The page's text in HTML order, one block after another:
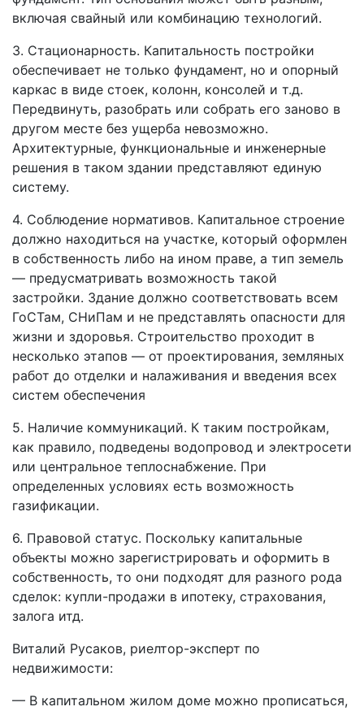
включая свайный или комбинацию технологий.
3. Стационарность. Капитальность постройки
обеспечивает не только фундамент, но и опорный
каркас в виде стоек, колонн, консолей и т.д.
Передвинуть, разобрать или собрать его заново в
другом месте без ущерба невозможно.
Архитектурные, функциональные и инженерные
решения в таком здании представляют единую
систему.
4. Соблюдение нормативов. Капитальное строение
должно находиться на участке, который оформлен
в собственность либо на ином праве, а тип земель
— предусматривать возможность такой
застройки. Здание должно соответствовать всем
ГоСТам, СНиПам и не представлять опасности для
жизни и здоровья. Строительство проходит в
несколько этапов — от проектирования, земляных
работ до отделки и налаживания и введения всех
систем обеспечения
5. Наличие коммуникаций. К таким постройкам,
как правило, подведены водопровод и электросети
или центральное теплоснабжение. При
определенных условиях есть возможность
газификации.
6. Правовой статус. Поскольку капитальные
объекты можно зарегистрировать и оформить в
собственность, то они подходят для разного рода
сделок: купли-продажи в ипотеку, страхования,
залога итд.
Виталий Русаков, риелтор-эксперт по
недвижимости:
— В капитальном жилом доме можно прописаться,